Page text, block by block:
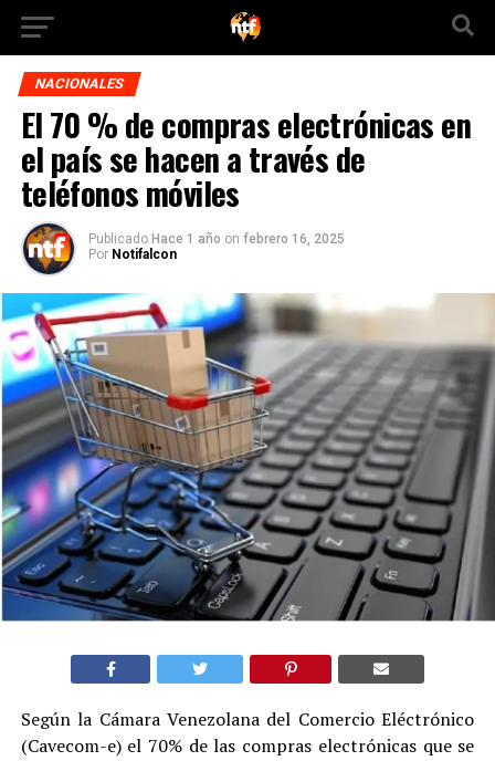
NACIONALES
El 70 % de compras electrónicas en
el país se hacen a través de
teléfonos móviles
Publicado Hace 1 año on febrero 16, 2025
Por Notifalcon
Según la Cámara Venezolana del Comercio Eléctrónico
(Cavecom-e) el 70% de las compras electrónicas que se